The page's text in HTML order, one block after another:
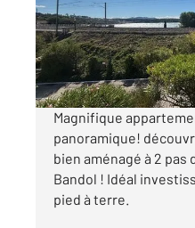
Appartement T1
182
Visiter le site dédié
Magnifique
panoramique!
bien aménagé à 2 pas
Bandol ! Idéal
pied à terre.